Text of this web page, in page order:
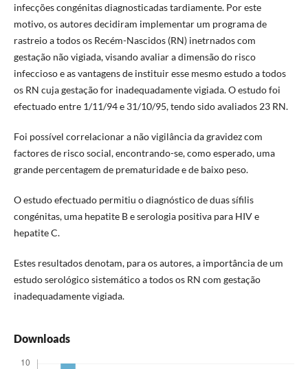
infecções congénitas diagnosticadas tardiamente. Por este
motivo, os autores decidiram implementar um programa de
rastreio a todos os Recém-Nascidos (RN) inetrnados com
gestação não vigiada, visando avaliar a dimensão do risco
infeccioso e as vantagens de instituir esse mesmo estudo a todos
os RN cuja gestação for inadequadamente vigiada. O estudo foi
efectuado entre 1/11/94 e 31/10/95, tendo sido avaliados 23 RN.
Foi possível correlacionar a não vigilância da gravidez com
factores de risco social, encontrando-se, como esperado, uma
grande percentagem de prematuridade e de baixo peso.
O estudo efectuado permitiu o diagnóstico de duas sífilis
congénitas, uma hepatite B e serologia positiva para HIV e
hepatite C.
Estes resultados denotam, para os autores, a importância de um
estudo serológico sistemático a todos os RN com gestação
inadequadamente vigiada.
Downloads